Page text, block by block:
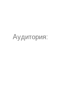
Аудитория: